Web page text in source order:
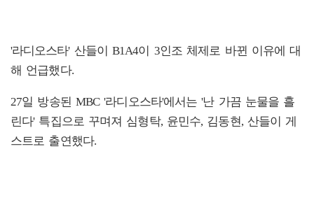
'라디오스타' 산들이 B1A4이 3인조 체제로 바뀐 이유에 대
해 언급했다.
27일 방송된 MBC '라디오스타'에서는 '난 가끔 눈물을 흘
린다' 특집으로 꾸며져 심형탁, 윤민수, 김동현, 산들이 게
스트로 출연했다.